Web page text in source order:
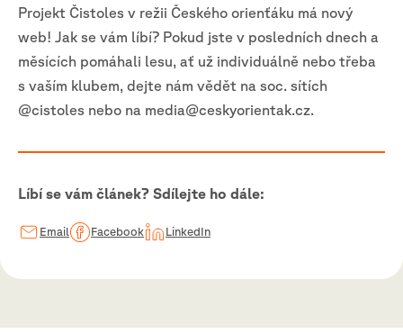
Projekt Čistoles v režii Českého orienťáku má nový
web! Jak se vám líbí? Pokud jste v posledních dnech a
měsících pomáhali lesu, ať už individuálně nebo třeba
s vaším klubem, dejte nám vědět na soc. sítích
@cistoles nebo na media@ceskyorientak.cz.
Líbí se vám článek? Sdílejte ho dále:
Email Facebook LinkedIn